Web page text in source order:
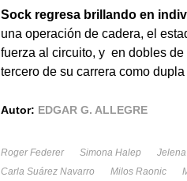
Sock regresa brillando en
una operación de cadera, el
fuerza al circuito, y en dobles
tercero de su carrera como
Autor: EDGAR G. ALLEGRE
Roger Federer Simona Halep
Carla Suárez Navarro
Milos Raonic